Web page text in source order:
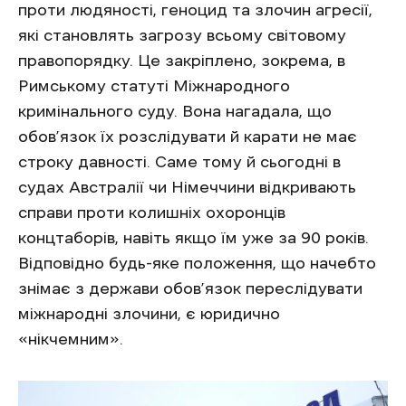
проти людяності, геноцид та злочин агресії,
які становлять загрозу всьому світовому
правопорядку. Це закріплено, зокрема, в
Римському статуті Міжнародного
кримінального суду. Вона нагадала, що
обов’язок їх розслідувати й карати не має
строку давності. Саме тому й сьогодні в
судах Австралії чи Німеччини відкривають
справи проти колишніх охоронців
концтаборів, навіть якщо їм уже за 90 років.
Відповідно будь-яке положення, що начебто
знімає з держави обов’язок переслідувати
міжнародні злочини, є юридично
«нікчемним».